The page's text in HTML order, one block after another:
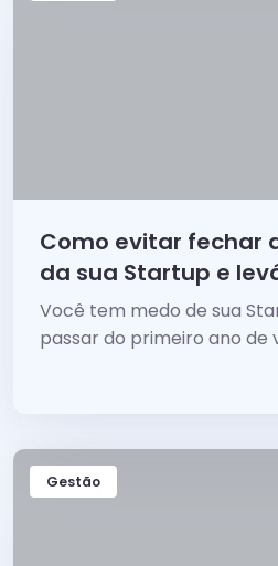
Como evitar fechar
da sua Startup e
sucesso
Você tem medo de sua
passar do primeiro ano de
Gestão